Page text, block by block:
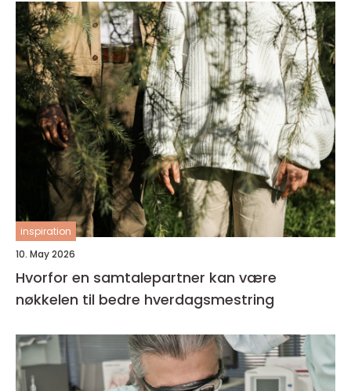
inspiration
10. May 2026
Hvorfor en samtalepartner kan være
nøkkelen til bedre hverdagsmestring